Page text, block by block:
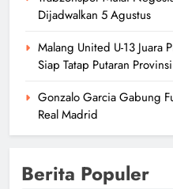
Dijadwalkan 5 Agustus
Malang United U-13 Juara
Siap Tatap Putaran Provinsi
Gonzalo Garcia Gabung
Real Madrid
Berita Populer